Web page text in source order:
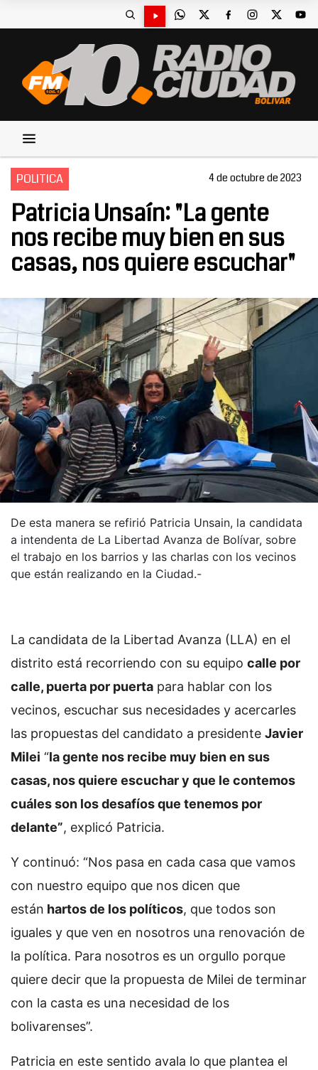
POLITICA 4 de octubre de 2023
Patricia Unsaín: "La gente
nos recibe muy bien en sus
casas, nos quiere escuchar"
De esta manera se refirió Patricia Unsain, la candidata
a intendenta de La Libertad Avanza de Bolívar, sobre
el trabajo en los barrios y las charlas con los vecinos
que están realizando en la Ciudad.-
La candidata de la Libertad Avanza (LLA) en el
distrito está recorriendo con su equipo calle por
calle, puerta por puerta para hablar con los
vecinos, escuchar sus necesidades y acercarles
las propuestas del candidato a presidente Javier
Milei “la gente nos recibe muy bien en sus
casas, nos quiere escuchar y que le contemos
cuáles son los desafíos que tenemos por
delante”, explicó Patricia.
Y continuó: “Nos pasa en cada casa que vamos
con nuestro equipo que nos dicen que
están hartos de los políticos, que todos son
iguales y que ven en nosotros una renovación de
la política. Para nosotros es un orgullo porque
quiere decir que la propuesta de Milei de terminar
con la casta es una necesidad de los
bolivarenses”.
Patricia en este sentido avala lo que plantea el